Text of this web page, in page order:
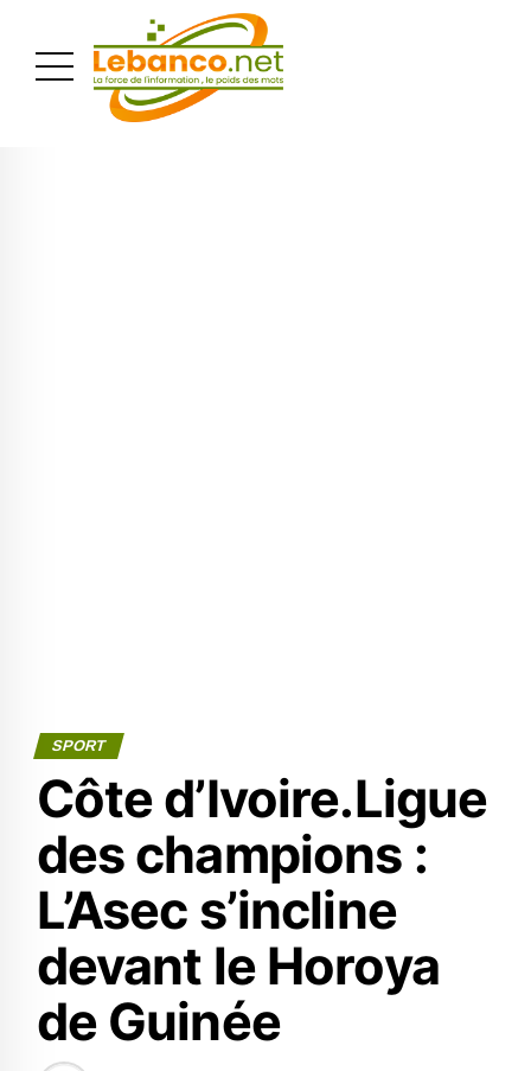
SPORT
Côte d’Ivoire.Ligue
des champions :
L’Asec s’incline
devant le Horoya
de Guinée